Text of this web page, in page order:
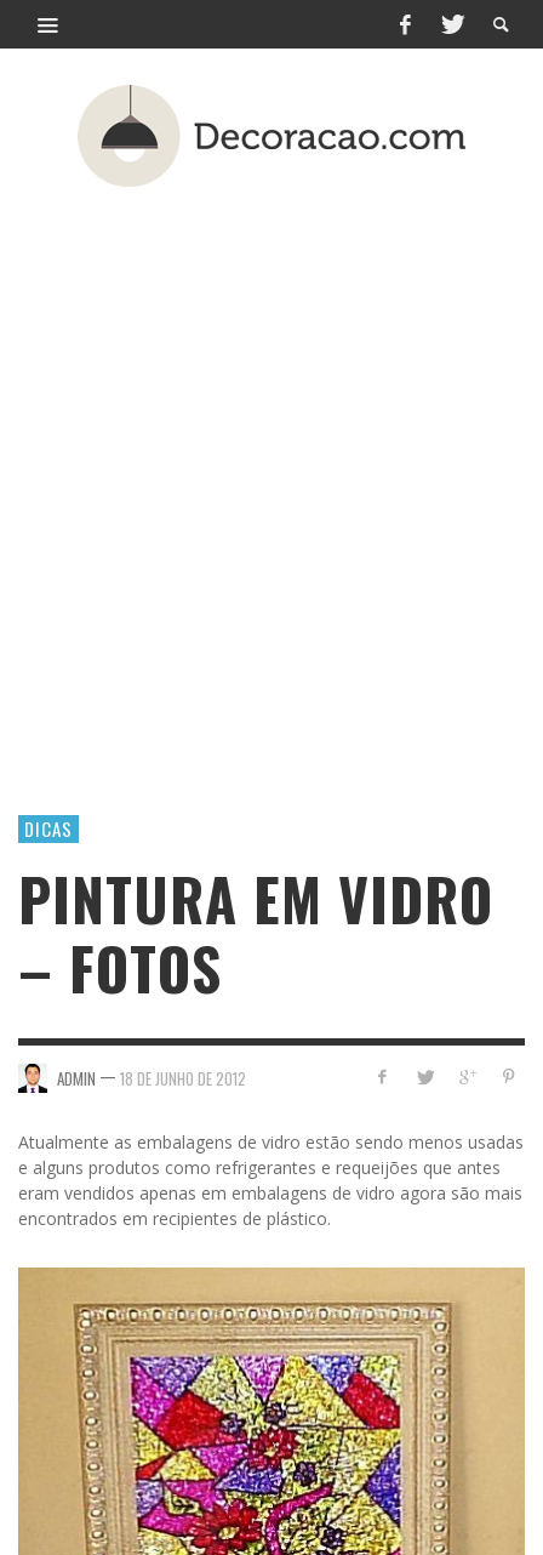
DICAS
PINTURA EM VIDRO
– FOTOS
ADMIN — 18 DE JUNHO DE 2012
Atualmente as embalagens de vidro estão sendo menos usadas
e alguns produtos como refrigerantes e requeijões que antes
eram vendidos apenas em embalagens de vidro agora são mais
encontrados em recipientes de plástico.